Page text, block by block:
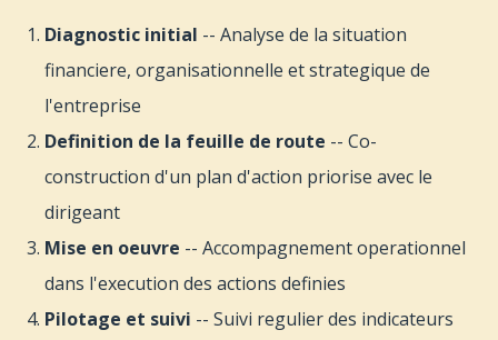
Diagnostic initial -- Analyse de la situation
financiere, organisationnelle et strategique de
l'entreprise
Definition de la feuille de route -- Co-
construction d'un plan d'action priorise avec le
dirigeant
Mise en oeuvre -- Accompagnement operationnel
dans l'execution des actions definies
Pilotage et suivi -- Suivi regulier des indicateurs